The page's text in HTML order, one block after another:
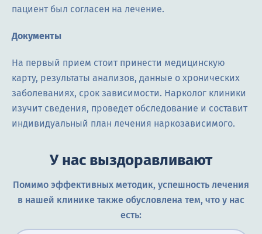
пациент был согласен на лечение.
Документы
На первый прием стоит принести медицинскую
карту, результаты анализов, данные о хронических
заболеваниях, срок зависимости. Нарколог клиники
изучит сведения, проведет обследование и составит
индивидуальный план лечения наркозависимого.
У нас выздоравливают
Помимо эффективных методик, успешность лечения
в нашей клинике также обусловлена тем, что у нас
есть: